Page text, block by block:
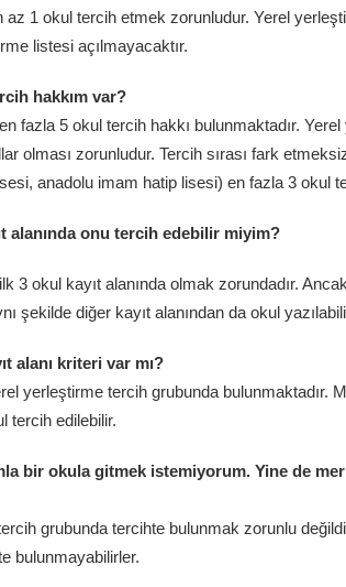
az 1 okul tercih etmek zorunludur. Yerel
listesi açılmayacaktır.
hakkım var?
fazla 5 okul tercih hakkı bulunmaktadır.
olması zorunludur. Tercih sırası fark
anadolu imam hatip lisesi) en fazla 3 okul
alanında onu tercih edebilir miyim?
3 okul kayıt alanında olmak zorundadır.
şekilde diğer kayıt alanından da okul
alanı kriteri var mı?
yerleştirme tercih grubunda bulunmaktadır.
tercih edilebilir.
bir okula gitmek istemiyorum. Yine de
grubunda tercihte bulunmak zorunlu
bulunmayabilirler.